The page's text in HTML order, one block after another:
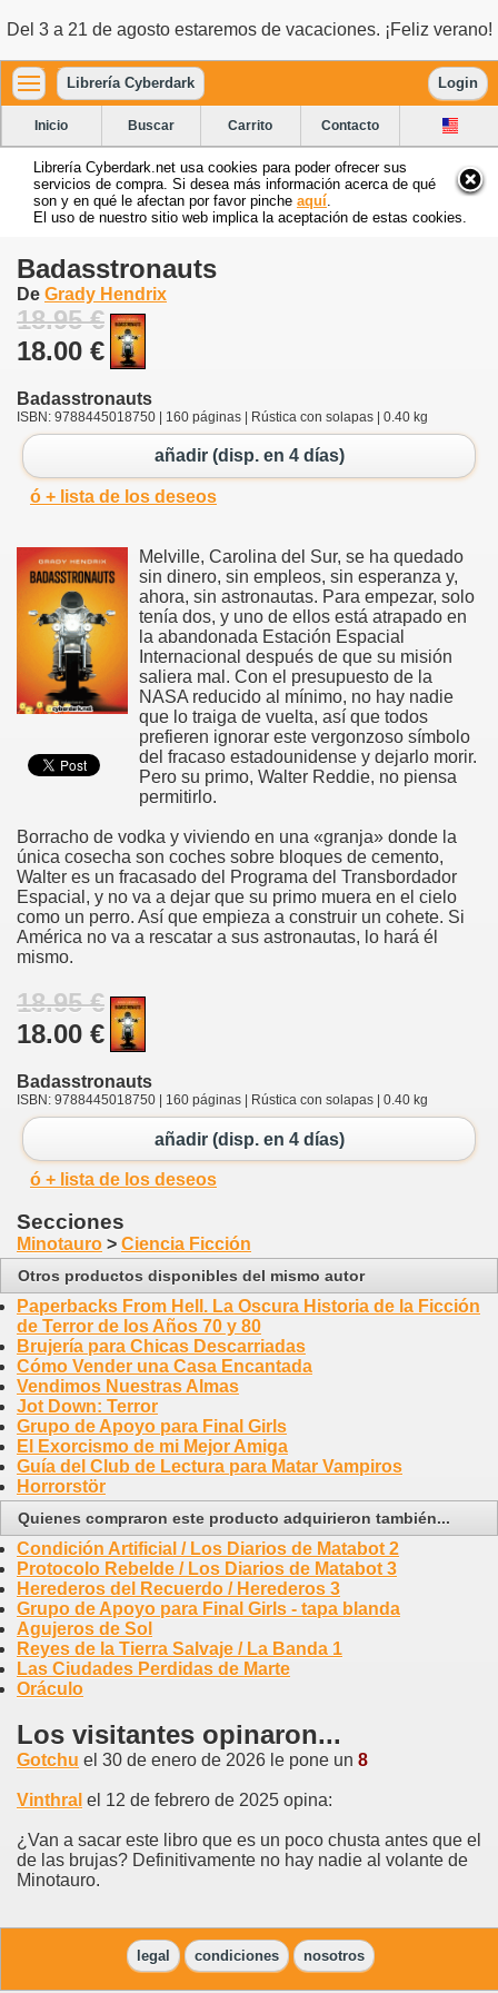
Del 3 a 21 de agosto estaremos de vacaciones. ¡Feliz verano!
Librería Cyberdark Login
Inicio Buscar Carrito Contacto
Librería Cyberdark.net usa cookies para poder ofrecer sus
servicios de compra. Si desea más información acerca de qué
son y en qué le afectan por favor pinche aquí
El uso de nuestro sitio web implica la aceptación de estas cookies.
Badasstronauts
De Grady Hendrix
18.95 €
18.00 €
Badasstronauts
ISBN: 9788445018750 | 160 páginas | Rústica con solapas | 0.40 kg
añadir (disp. en 4 días)
ó + lista de los deseos
Melville, Carolina del Sur, se ha quedado
sin dinero, sin empleos, sin esperanza y,
ahora, sin astronautas. Para empezar, solo
tenía dos, y uno de ellos está atrapado en
la abandonada Estación Espacial
Internacional después de que su misión
saliera mal. Con el presupuesto de la
NASA reducido al mínimo, no hay nadie
que lo traiga de vuelta, así que todos
prefieren ignorar este vergonzoso símbolo
del fracaso estadounidense y dejarlo morir.
Pero su primo, Walter Reddie, no piensa
permitirlo.
Borracho de vodka y viviendo en una «granja» donde la
única cosecha son coches sobre bloques de cemento,
Walter es un fracasado del Programa del Transbordador
Espacial, y no va a dejar que su primo muera en el cielo
como un perro. Así que empieza a construir un cohete. Si
América no va a rescatar a sus astronautas, lo hará él
mismo.
18.95 €
18.00 €
Badasstronauts
ISBN: 9788445018750 | 160 páginas | Rústica con solapas | 0.40 kg
añadir (disp. en 4 días)
ó + lista de los deseos
Secciones
Minotauro > Ciencia Ficción
Otros productos disponibles del mismo autor
Paperbacks From Hell. La Oscura Historia de la Ficción
de Terror de los Años 70 y 80
Brujería para Chicas Descarriadas
Cómo Vender una Casa Encantada
Vendimos Nuestras Almas
Jot Down: Terror
Grupo de Apoyo para Final Girls
El Exorcismo de mi Mejor Amiga
Guía del Club de Lectura para Matar Vampiros
Horrorstör
Quienes compraron este producto adquirieron también...
Condición Artificial / Los Diarios de Matabot 2
Protocolo Rebelde / Los Diarios de Matabot 3
Herederos del Recuerdo / Herederos 3
Grupo de Apoyo para Final Girls - tapa blanda
Agujeros de Sol
Reyes de la Tierra Salvaje / La Banda 1
Las Ciudades Perdidas de Marte
Oráculo
Los visitantes opinaron...
Gotchu el 30 de enero de 2026 le pone un 8
Vinthral el 12 de febrero de 2025 opina:
¿Van a sacar este libro que es un poco chusta antes que el
de las brujas? Definitivamente no hay nadie al volante de
Minotauro.
legal condiciones nosotros